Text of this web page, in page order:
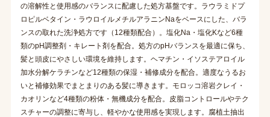
の溶解性と使用感のバランスに配慮した処方基盤です。ラウラミドプ
ロピルベタイン・ラウロイルメチルアラニンNaをベースにした、バラ
ンスの取れた洗浄処方です（12種類配合）。塩化Na・塩化Kなど6種
類のpH調整剤・キレート剤を配合。処方のpHバランスを最適に保ち、
髪と頭皮にやさしい環境を維持します。ヘマチン・イソステアロイル
加水分解ケラチンなど12種類の保湿・補修成分を配合。適度なうるお
いと補修効果でまとまりのある髪に導きます。モロッコ溶岩クレイ・
カオリンなど4種類の粉体・無機成分を配合。皮脂コントロールやテク
スチャーの調整に寄与し、軽やかな使用感を実現します。腐植土抽出